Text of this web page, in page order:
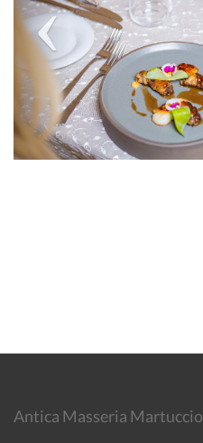
Antica Masseria Martuccio